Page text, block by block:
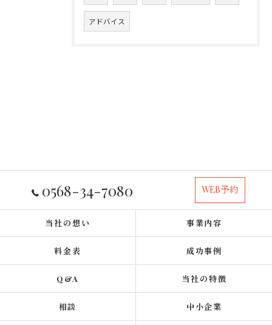
アドバイス
0568-34-7080 WEB予約
当社の想い 事業内容
料金表 成功事例
Q&A 当社の特徴
相談 中小企業